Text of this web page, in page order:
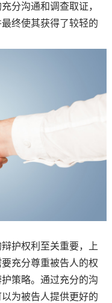
分沟通和调查取证，
终使其获得了较轻的
护权利至关重要，上
充分尊重被告人的权
策略。通过充分的沟
以为被告人提供更好的